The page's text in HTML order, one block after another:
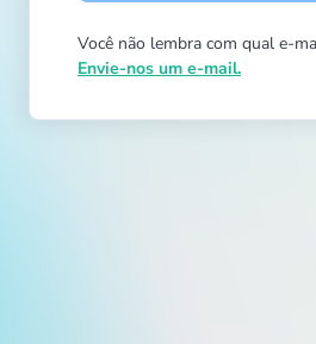
Você não lembra com qual e-
Envie-nos um e-mail.